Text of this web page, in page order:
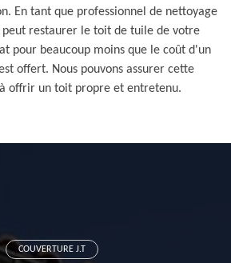
En tant que professionnel de nettoyage
peut restaurer le toit de tuile de votre
pour beaucoup moins que le coût d'un
offert. Nous pouvons assurer cette
offrir un toit propre et entretenu.
COUVERTURE J.T